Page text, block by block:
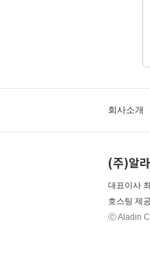
회사소개
(주)알
대표이사
호스팅 제
ⓒ Aladin